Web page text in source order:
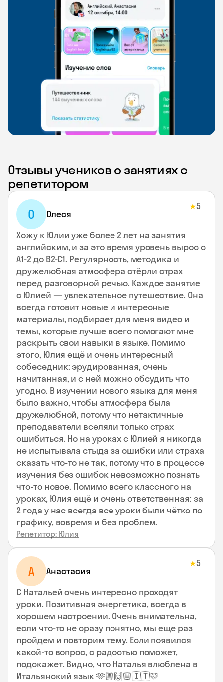
Отзывы учеников о занятиях с
репетитором
О Олеся
★5
Хожу к Юлии уже более 2 лет на занятия
английским, и за это время уровень вырос с
А1-2 до В2-С1. Регулярность, методика и
дружелюбная атмосфера стёрли страх
перед разговорной речью. Каждое занятие
с Юлией — увлекательное путешествие. Она
всегда готовит новые и интересные
материалы, подбирает для меня видео и
темы, которые лучше всего помогают мне
раскрыть свои навыки в языке. Помимо
этого, Юлия ещё и очень интересный
собеседник: эрудированная, очень
начитанная, и с ней можно обсудить что
угодно. В изучении нового языка для меня
было важно, чтобы атмосфера была
дружелюбной, потому что нетактичные
преподаватели вселяли только страх
ошибиться. Но на уроках с Юлией я никогда
не испытывала стыда за ошибки или страха
сказать что-то не так, потому что в процессе
изучения без ошибок невозможно познать
что-то новое. Помимо всего классного на
уроках, Юлия ещё и очень ответственная: за
2 года у нас всегда все уроки были чётко по
графику, вовремя и без проблем.
Репетитор: Юлия
А Анастасия
★5
С Натальей очень интересно проходят
уроки. Позитивная энергетика, всегда в
хорошем настроении. Очень внимательна,
если что-то не сразу понятно, мы еще раз
пройдем и повторим тему. Если появился
какой-то вопрос, с радостью поможет,
подскажет. Видно, что Наталья влюблена в
Итальянский язык 🫶🏼🙌🏼🇮🇹🩷